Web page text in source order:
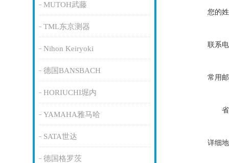
MUTOH武藤
TML东京测器
Nihon Keiryoki
德国BANSBACH
HORIUCHI堀内
YAMAHA雅马哈
SATA世达
德国格罗茨
您的
联系
常用
详细